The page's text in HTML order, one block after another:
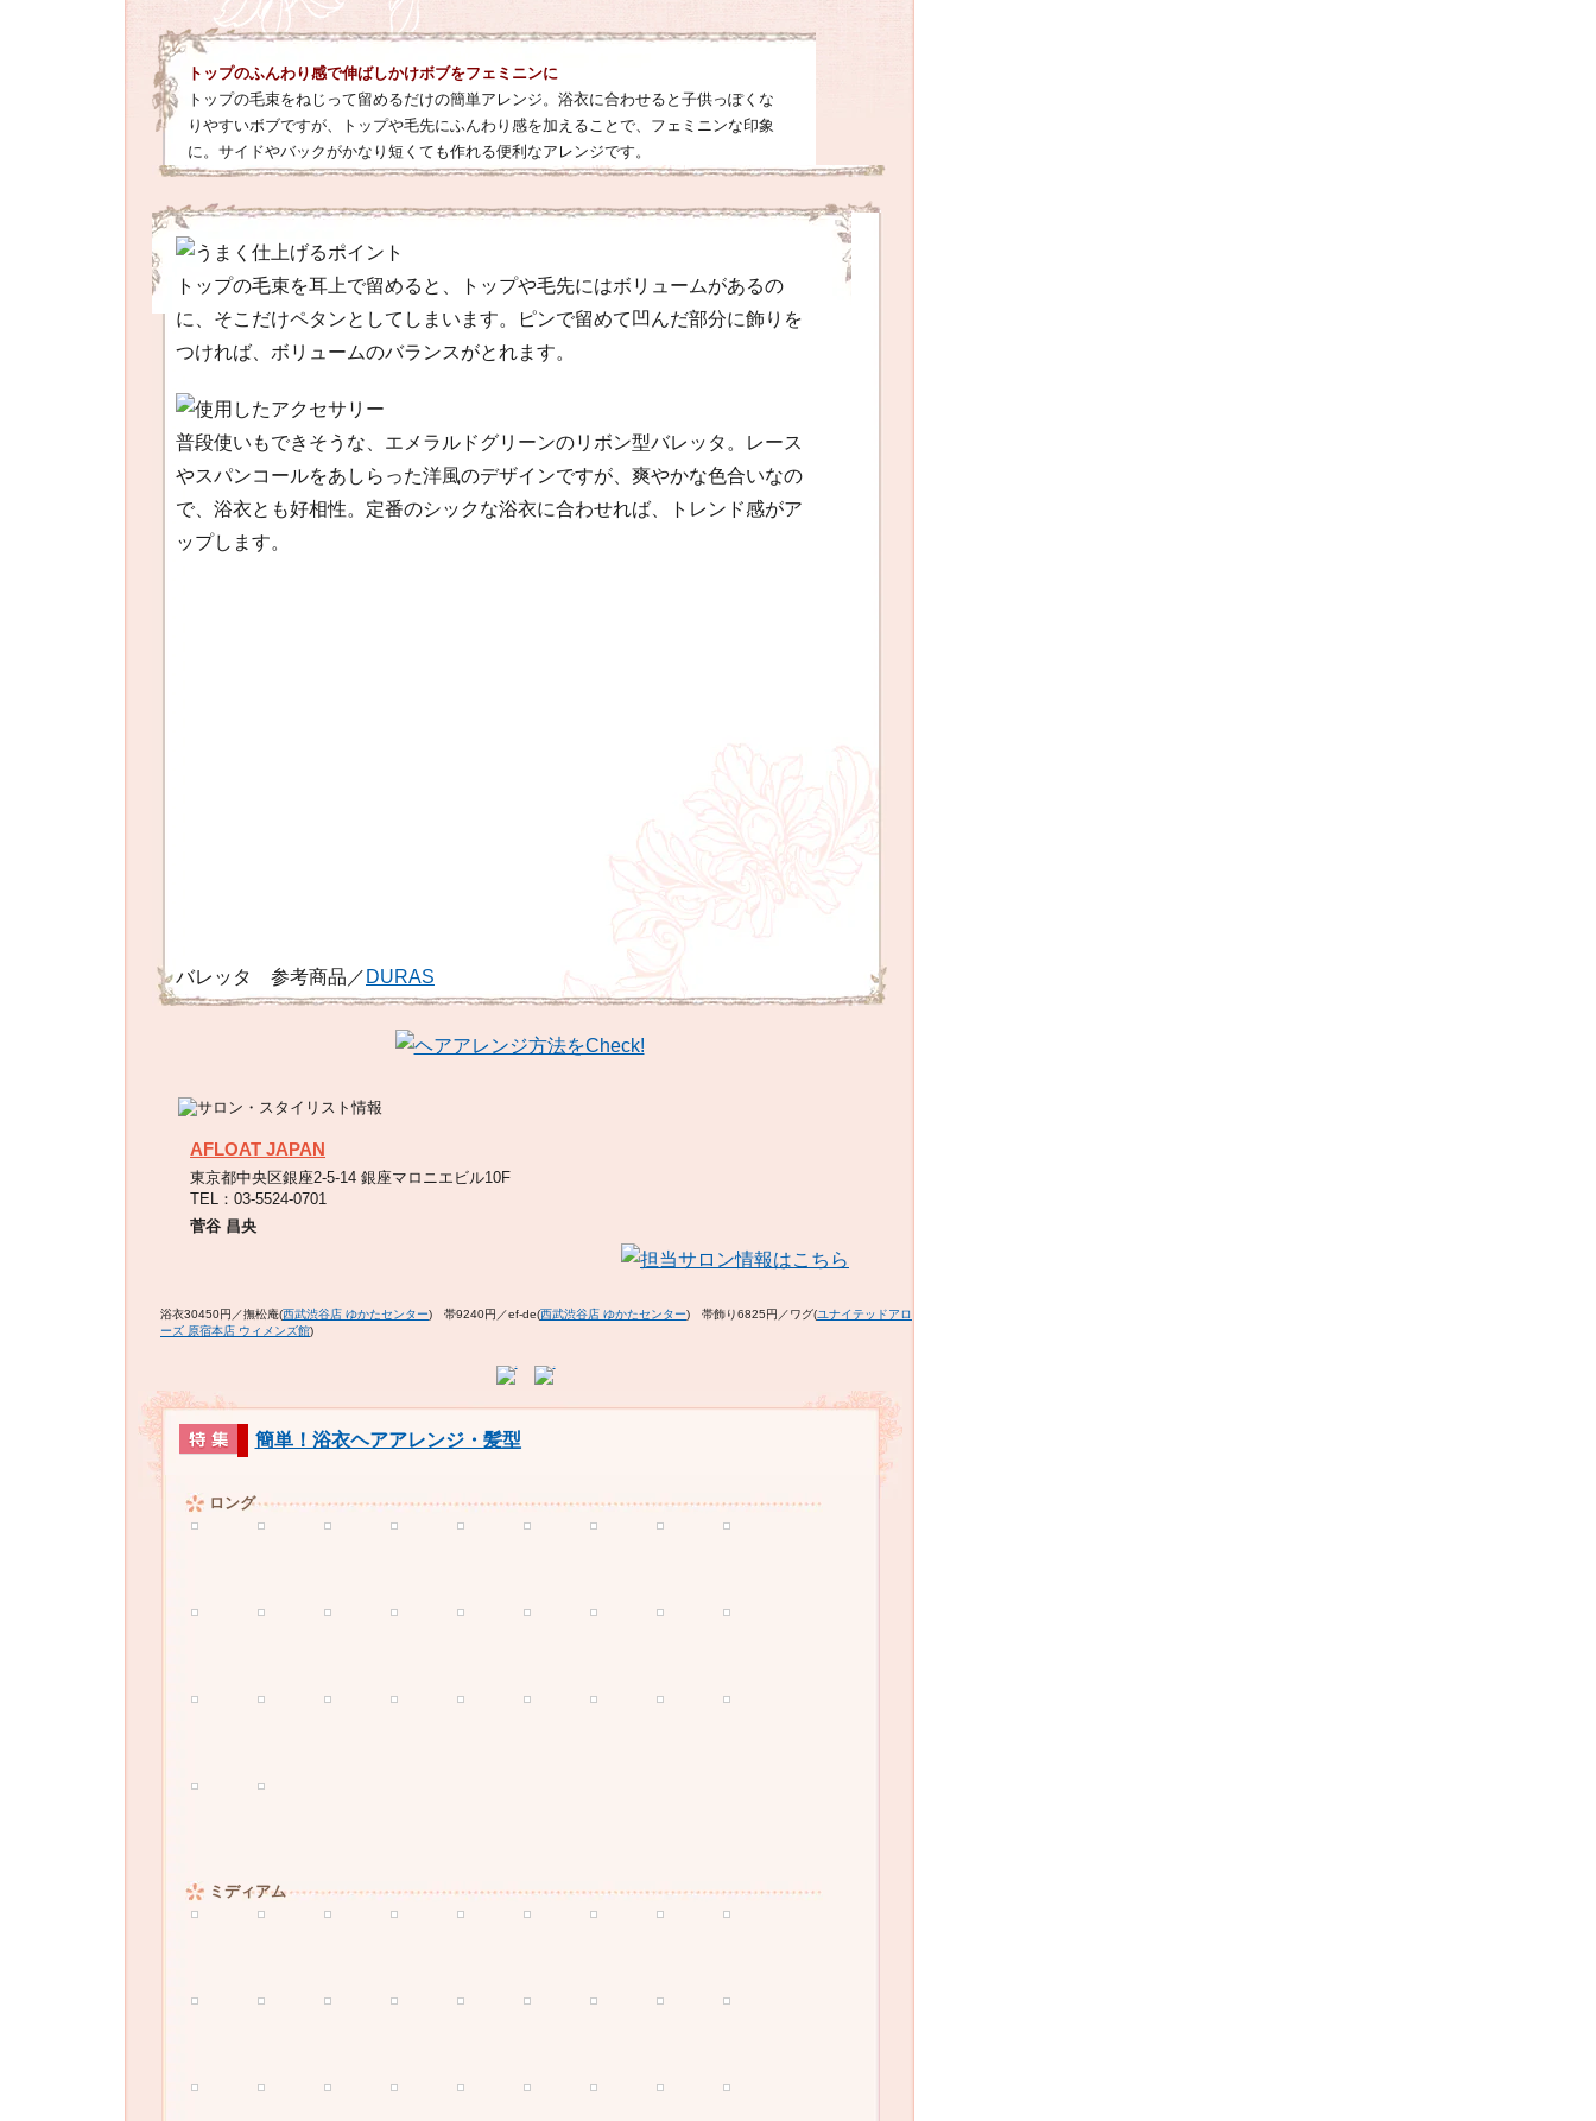
トップのふんわり感で伸ばしかけボブをフェミニンに
トップの毛束をねじって留めるだけの簡単アレンジ。浴衣に合わせると子供っぽくな
りやすいボブですが、トップや毛先にふんわり感を加えることで、フェミニンな印象
に。サイドやバックがかなり短くても作れる便利なアレンジです。
トップの毛束を耳上で留めると、トップや毛先にはボリュームがあるの
に、そこだけペタンとしてしまいます。ピンで留めて凹んだ部分に飾りを
つければ、ボリュームのバランスがとれます。
普段使いもできそうな、エメラルドグリーンのリボン型バレッタ。レース
やスパンコールをあしらった洋風のデザインですが、爽やかな色合いなの
で、浴衣とも好相性。定番のシックな浴衣に合わせれば、トレンド感がア
ップします。
バレッタ 参考商品／ DURAS
AFLOAT JAPAN
東京都中央区銀座2-5-14 銀座マロニエビル10F
TEL：03-5524-0701
菅谷 昌央
浴衣30450円／撫松庵(西武渋谷店 ゆかたセンター) 帯9240円／ef-de(西武渋谷店 ゆかたセンター) 帯飾り6825円／ワグ(ユナイテッドアロ
ーズ 原宿本店 ウィメンズ館)
簡単！浴衣ヘアアレンジ・髪型
ロング
ミディアム